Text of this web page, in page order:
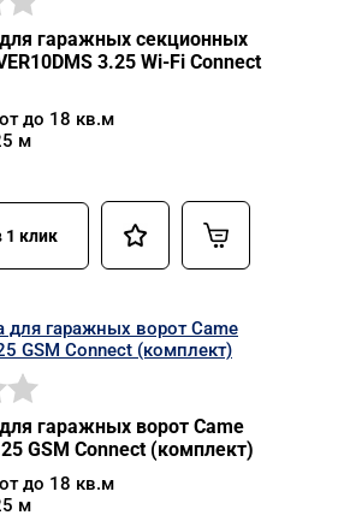
гаражных секционных
3.25 Wi-Fi Connect
до 18 кв.м
м
1 клик
гаражных ворот Came
GSM Connect (комплект)
до 18 кв.м
м